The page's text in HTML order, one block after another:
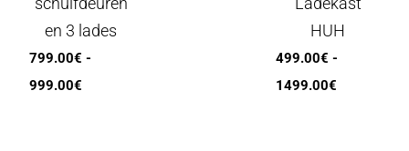
en 3 lades
799.00€ -
999.00€
HUH
499.00€ -
1499.00€